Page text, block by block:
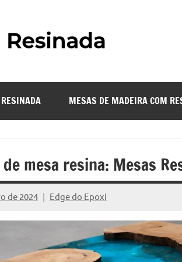
–
Como
Fazer
uma
Mesa
resinadas,
a
elegância
se
encontra
MESAS DE MADEIRA COM
mesa resina: Mesas
de 2024 Edge do Epoxi